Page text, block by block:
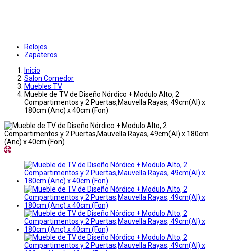
Relojes
Zapateros
Inicio
Salon Comedor
Muebles TV
Mueble de TV de Diseño Nórdico + Modulo Alto, 2
Compartimentos y 2 Puertas,Mauvella Rayas, 49cm(Al) x
180cm (Anc) x 40cm (Fon)